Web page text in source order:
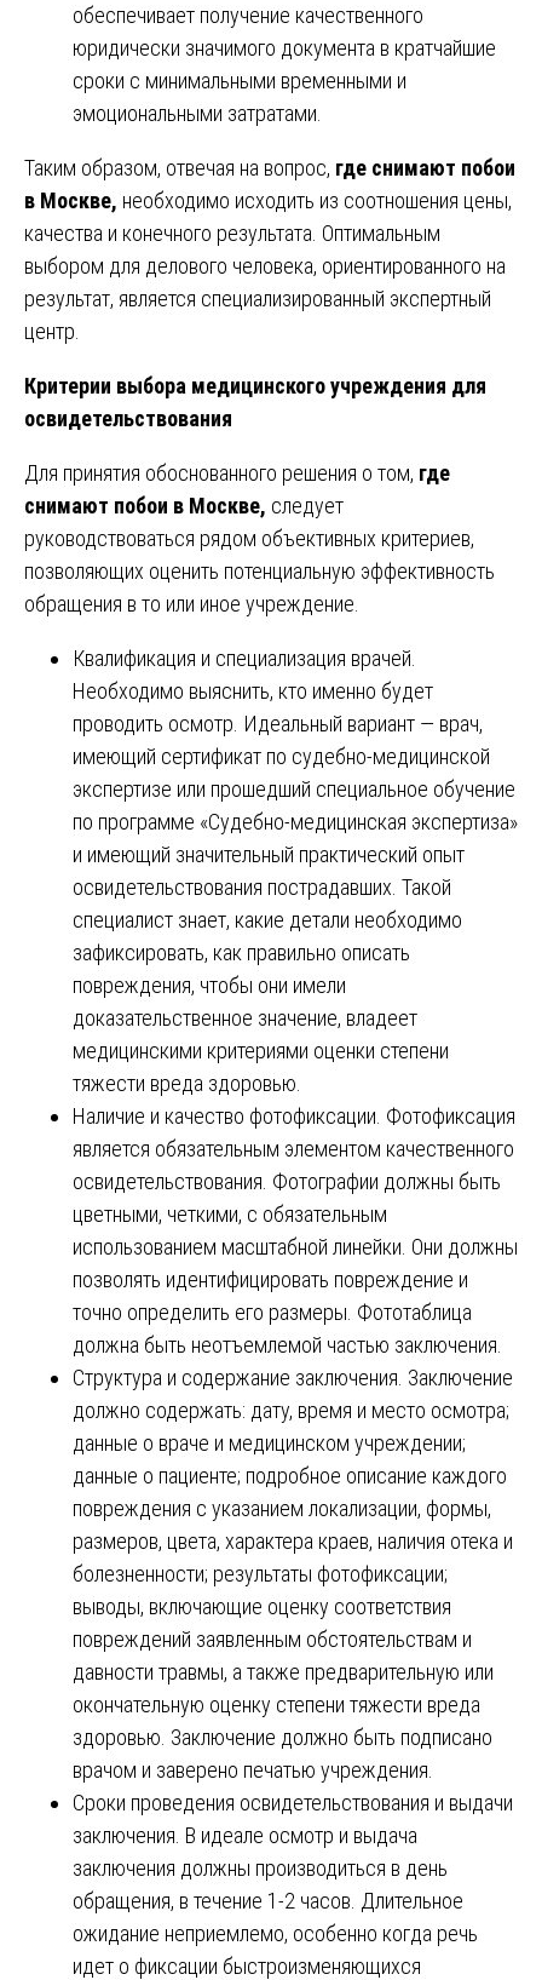
обеспечивает получение качественного
юридически значимого документа в кратчайшие
сроки с минимальными временными и
эмоциональными затратами.
Таким образом, отвечая на вопрос, где снимают побои
в Москве, необходимо исходить из соотношения цены,
качества и конечного результата. Оптимальным
выбором для делового человека, ориентированного на
результат, является специализированный экспертный
центр.
Критерии выбора медицинского учреждения для
освидетельствования
Для принятия обоснованного решения о том, где
снимают побои в Москве, следует
руководствоваться рядом объективных критериев,
позволяющих оценить потенциальную эффективность
обращения в то или иное учреждение.
Квалификация и специализация врачей.
Необходимо выяснить, кто именно будет
проводить осмотр. Идеальный вариант — врач,
имеющий сертификат по судебно-медицинской
экспертизе или прошедший специальное обучение
по программе «Судебно-медицинская экспертиза»
и имеющий значительный практический опыт
освидетельствования пострадавших. Такой
специалист знает, какие детали необходимо
зафиксировать, как правильно описать
повреждения, чтобы они имели
доказательственное значение, владеет
медицинскими критериями оценки степени
тяжести вреда здоровью.
Наличие и качество фотофиксации. Фотофиксация
является обязательным элементом качественного
освидетельствования. Фотографии должны быть
цветными, четкими, с обязательным
использованием масштабной линейки. Они должны
позволять идентифицировать повреждение и
точно определить его размеры. Фототаблица
должна быть неотъемлемой частью заключения.
Структура и содержание заключения. Заключение
должно содержать: дату, время и место осмотра;
данные о враче и медицинском учреждении;
данные о пациенте; подробное описание каждого
повреждения с указанием локализации, формы,
размеров, цвета, характера краев, наличия отека и
болезненности; результаты фотофиксации;
выводы, включающие оценку соответствия
повреждений заявленным обстоятельствам и
давности травмы, а также предварительную или
окончательную оценку степени тяжести вреда
здоровью. Заключение должно быть подписано
врачом и заверено печатью учреждения.
Сроки проведения освидетельствования и выдачи
заключения. В идеале осмотр и выдача
заключения должны производиться в день
обращения, в течение 1-2 часов. Длительное
ожидание неприемлемо, особенно когда речь
идет о фиксации быстроизменяющихся